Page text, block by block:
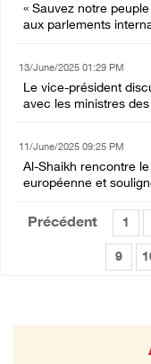
« Sauvez notre
aux parlements
13/June/2025 01:29 PM
Le vice-président
avec les ministres
11/June/2025 09:25 PM
Al-Shaikh rencontre
européenne et
Précédent 1
9